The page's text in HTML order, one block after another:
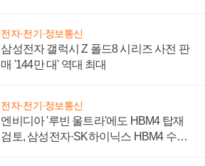
전자·전기·정보통신
삼성전자 갤럭시 Z 폴드8 시리즈 사전 판
매 '144만 대' 역대 최대
전자·전기·정보통신
엔비디아 '루빈 울트라'에도 HBM4 탑재
검토, 삼성전자·SK하이닉스 HBM4 수율